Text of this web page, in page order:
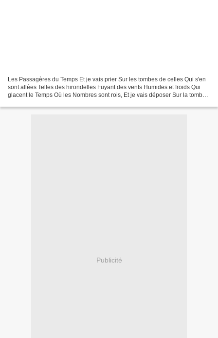
Les Passagères du Temps Et je vais prier Sur les tombes de celles Qui s'en
sont allées Telles des hirondelles Fuyant des vents Humides et froids Qui
glacent le Temps Où les Nombres sont rois, Et je vais déposer Sur la tombe
Publicité